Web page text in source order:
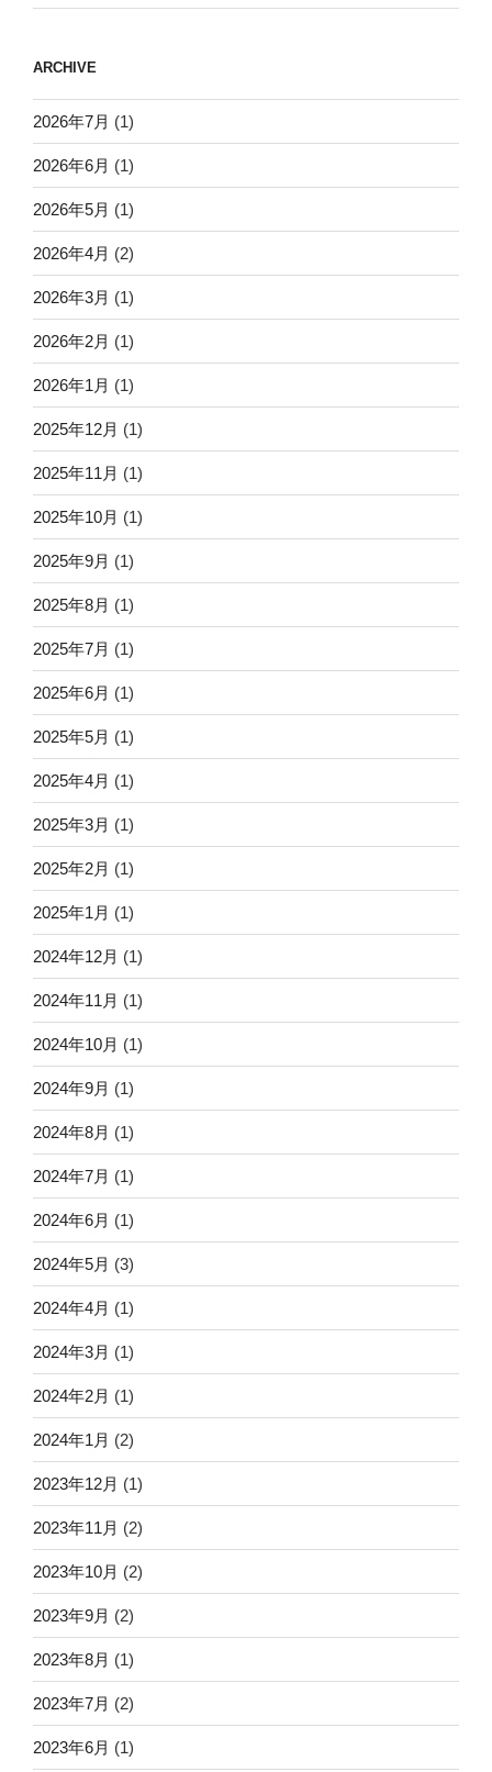
ARCHIVE
2026年7月 (1)
2026年6月 (1)
2026年5月 (1)
2026年4月 (2)
2026年3月 (1)
2026年2月 (1)
2026年1月 (1)
2025年12月 (1)
2025年11月 (1)
2025年10月 (1)
2025年9月 (1)
2025年8月 (1)
2025年7月 (1)
2025年6月 (1)
2025年5月 (1)
2025年4月 (1)
2025年3月 (1)
2025年2月 (1)
2025年1月 (1)
2024年12月 (1)
2024年11月 (1)
2024年10月 (1)
2024年9月 (1)
2024年8月 (1)
2024年7月 (1)
2024年6月 (1)
2024年5月 (3)
2024年4月 (1)
2024年3月 (1)
2024年2月 (1)
2024年1月 (2)
2023年12月 (1)
2023年11月 (2)
2023年10月 (2)
2023年9月 (2)
2023年8月 (1)
2023年7月 (2)
2023年6月 (1)